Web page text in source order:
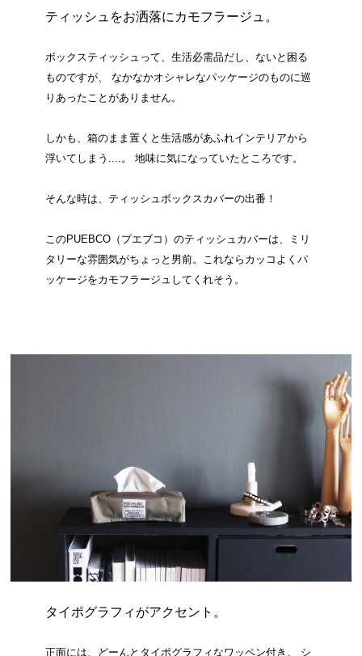
ティッシュをお洒落にカモフラージュ。
ボックスティッシュって、生活必需品だし、ないと困る
ものですが、 なかなかオシャレなパッケージのものに巡
りあったことがありません。
しかも、箱のまま置くと生活感があふれインテリアから
浮いてしまう....。 地味に気になっていたところです。
そんな時は、ティッシュボックスカバーの出番！
このPUEBCO（プエブコ）のティッシュカバーは、ミリ
タリーな雰囲気がちょっと男前。これならカッコよくパ
ッケージをカモフラージュしてくれそう。
タイポグラフィがアクセント。
正面には、どーんとタイポグラフィなワッペン付き。 シ